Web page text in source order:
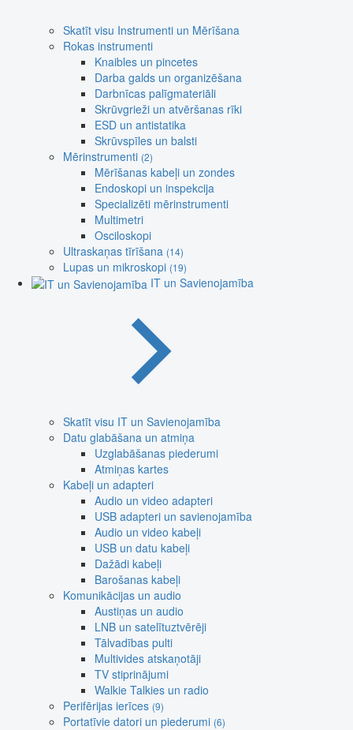
Skatīt visu Instrumenti un Mērīšana
Rokas instrumenti
Knaibles un pincetes
Darba galds un organizēšana
Darbnīcas palīgmateriāli
Skrūvgrieži un atvēršanas rīki
ESD un antistatika
Skrūvspīles un balsti
Mērinstrumenti (2)
Mērīšanas kabeļi un zondes
Endoskopi un inspekcija
Specializēti mērinstrumenti
Multimetri
Osciloskopi
Ultraskaņas tīrīšana (14)
Lupas un mikroskopi (19)
IT un Savienojamība
Skatīt visu IT un Savienojamība
Datu glabāšana un atmiņa
Uzglabāšanas piederumi
Atmiņas kartes
Kabeļi un adapteri
Audio un video adapteri
USB adapteri un savienojamība
Audio un video kabeļi
USB un datu kabeļi
Dažādi kabeļi
Barošanas kabeļi
Komunikācijas un audio
Austiņas un audio
LNB un satelītuztvērēji
Tālvadības pulti
Multivides atskaņotāji
TV stiprinājumi
Walkie Talkies un radio
Perifērijas ierīces (9)
Portatīvie datori un piederumi (6)